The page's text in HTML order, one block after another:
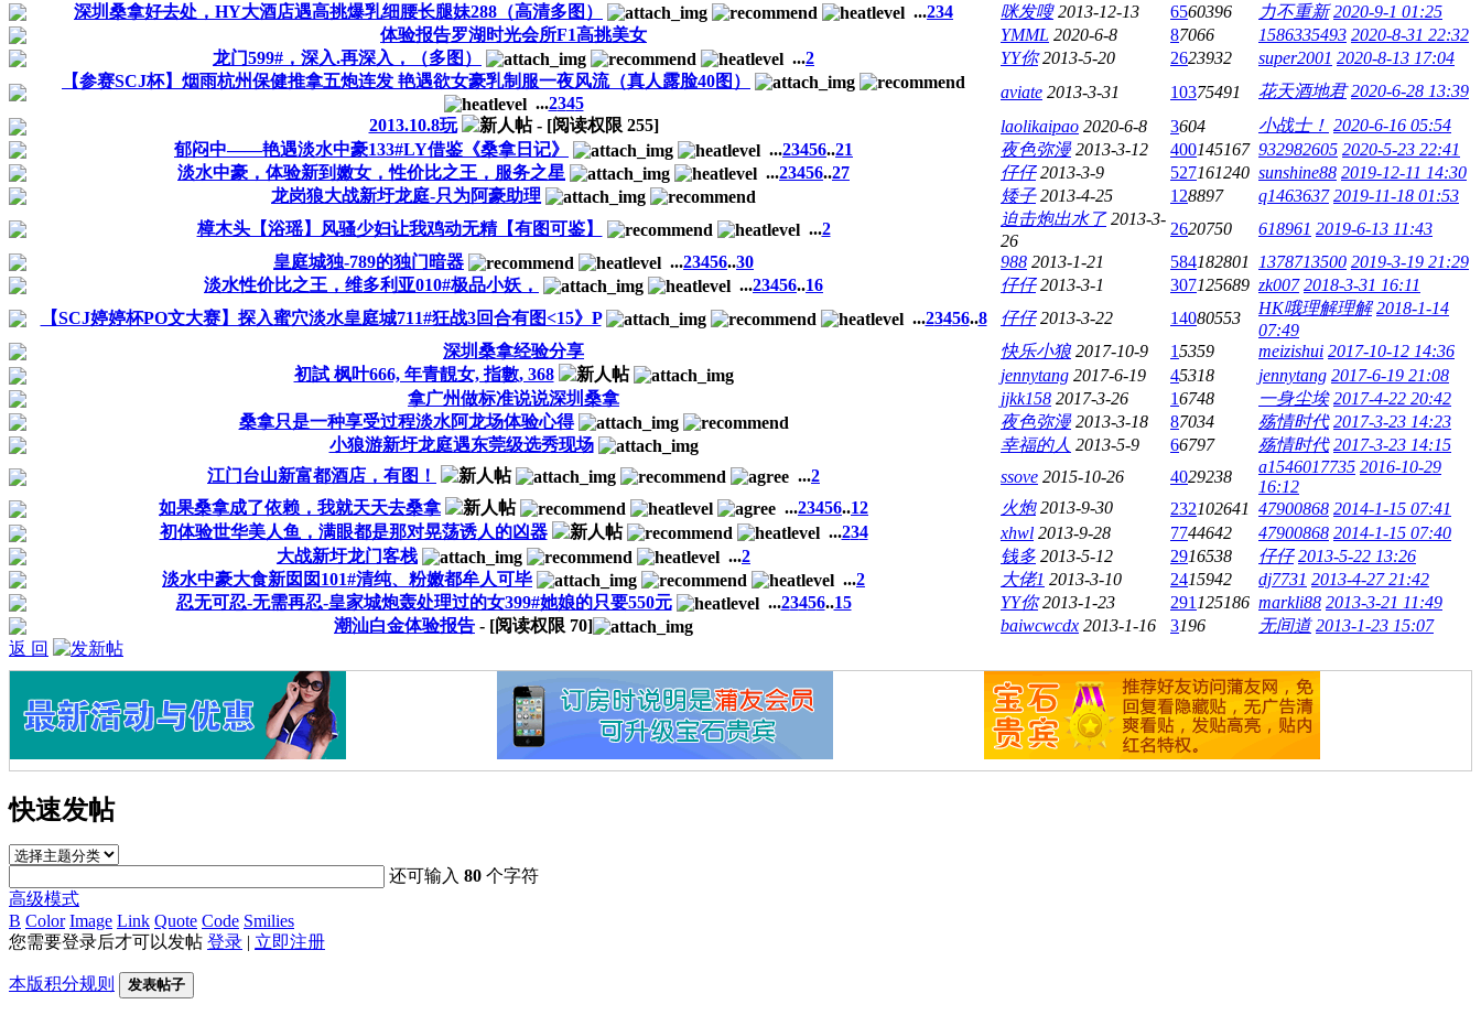
深圳桑拿好去处，HY大酒店遇高挑爆乳细腰长腿妹288（高清多图）
...234 咪发嗖 2013-12-13 6560396 力不重新 2020-9-1 01:25
体验报告罗湖时光会所F1高挑美女
YMML 2020-6-8 87066 1586335493 2020-8-31 22:32
龙门599#，深入.再深入，（多图）
...2 YY你 2013-5-20 2623932 super2001 2020-8-13 17:04
【参赛SCJ杯】烟雨杭州保健推拿五炮连发 艳遇欲女豪乳制服一夜风流（真人露脸40图）
...2345
aviate 2013-3-31 10375491 花天酒地君 2020-6-28 13:39
2013.10.8玩
- [阅读权限 255] laolikaipao 2020-6-8 3604 小战士！ 2020-6-16 05:54
郁闷中——艳遇淡水中豪133#LY借鉴《桑拿日记》
...23456..21 夜色弥漫 2013-3-12 400145167 932982605 2020-5-23 22:41
淡水中豪，体验新到嫩女，性价比之王，服务之星
...23456..27 仔仔 2013-3-9 527161240 sunshine88 2019-12-11 14:30
龙岗狼大战新圩龙庭-只为阿豪助理
矮子 2013-4-25 128897 q1463637 2019-11-18 01:53
樟木头【浴瑶】风骚少妇让我鸡动无精【有图可鉴】
...2
迫击炮出水了 2013-3-
26
2620750 618961 2019-6-13 11:43
皇庭城独-789的独门暗器
...23456..30 988 2013-1-21 584182801 1378713500 2019-3-19 21:29
淡水性价比之王，维多利亚010#极品小妖，
...23456..16 仔仔 2013-3-1 307125689 zk007 2018-3-31 16:11
【SCJ婷婷杯PO文大赛】探入蜜穴淡水皇庭城711#狂战3回合有图<15》P
...23456..8 仔仔 2013-3-22 14080553
HK哦理解理解 2018-1-14
07:49
深圳桑拿经验分享
快乐小狼 2017-10-9 15359 meizishui 2017-10-12 14:36
初試 枫叶666, 年青靚女, 指數, 368
jennytang 2017-6-19 45318 jennytang 2017-6-19 21:08
拿广州做标准说说深圳桑拿
jjkk158 2017-3-26 16748 一身尘埃 2017-4-22 20:42
桑拿只是一种享受过程淡水阿龙场体验心得
夜色弥漫 2013-3-18 87034 殇情时代 2017-3-23 14:23
小狼游新圩龙庭遇东莞级选秀现场
幸福的人 2013-5-9 66797 殇情时代 2017-3-23 14:15
江门台山新富都酒店，有图！
...2 ssove 2015-10-26 4029238
a1546017735 2016-10-29
16:12
如果桑拿成了依赖，我就天天去桑拿
...23456..12 火炮 2013-9-30 232102641 47900868 2014-1-15 07:41
初体验世华美人鱼，满眼都是那对晃荡诱人的凶器
...234 xhwl 2013-9-28 7744642 47900868 2014-1-15 07:40
大战新圩龙门客栈
...2 钱多 2013-5-12 2916538 仔仔 2013-5-22 13:26
淡水中豪大食新囡囡101#清纯、粉嫩都牟人可毕
...2 大佬1 2013-3-10 2415942 dj7731 2013-4-27 21:42
忍无可忍-无需再忍-皇家城炮轰处理过的女399#她娘的只要550元
...23456..15 YY你 2013-1-23 291 125186 markli88 2013-3-21 11:49
潮汕白金体验报告 - [阅读权限 70] baiwcwcdx 2013-1-16 3196 无间道 2013-1-23 15:07
返 回
快速发帖
还可输入80 个字符
高级模式
B Color Image Link Quote Code Smilies
您需要登录后才可以发帖 登录 | 立即注册
本版积分规则 发表帖子